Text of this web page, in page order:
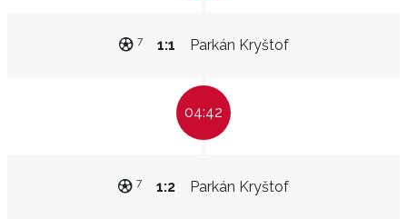
Parkán Kryštof
1:1
7
04:42
Parkán Kryštof
1:2
7